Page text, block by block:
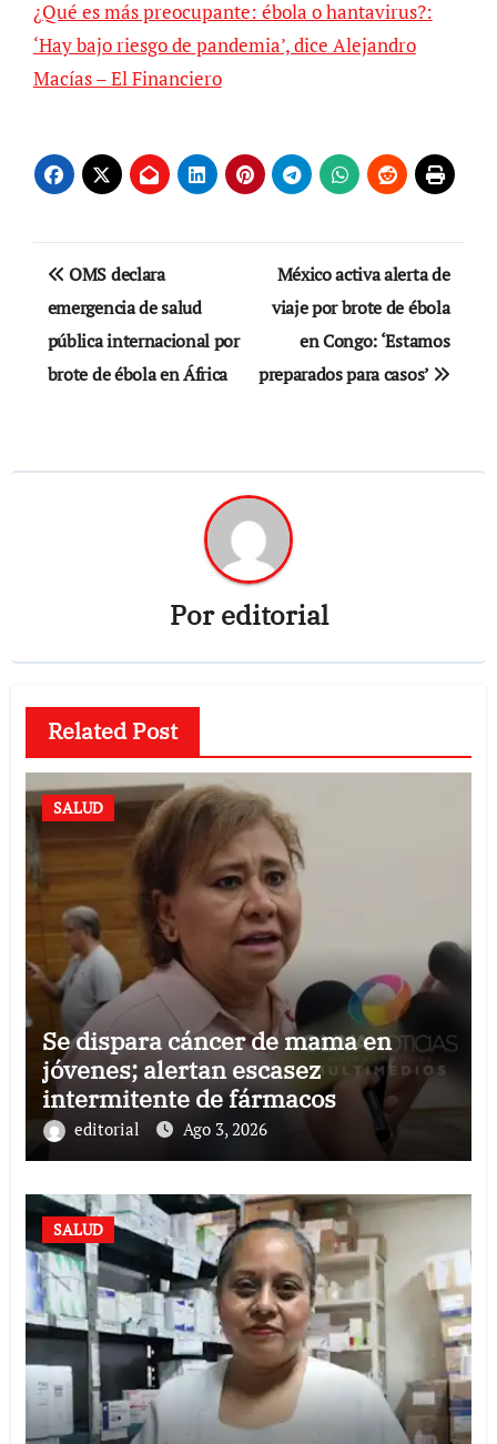
¿Qué es más preocupante: ébola o hantavirus?:
‘Hay bajo riesgo de pandemia’, dice Alejandro
Macías – El Financiero
Navegación
de
entradas
OMS declara
emergencia de salud
pública internacional por
brote de ébola en África
México activa alerta de
viaje por brote de ébola
en Congo: ‘Estamos
preparados para casos’
Poreditorial
Related Post
SALUD
Se dispara cáncer de mama en
jóvenes; alertan escasez
intermitente de fármacos
editorial Ago 3, 2026
SALUD